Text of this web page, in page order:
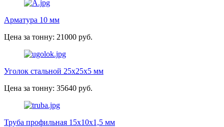
Арматура 10 мм
Цена за тонну: 21000 руб.
Уголок стальной 25х25х5 мм
Цена за тонну: 35640 руб.
Труба профильная 15х10х1,5 мм